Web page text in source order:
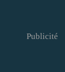
Publicité